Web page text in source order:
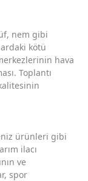
nem gibi
kötü
hava
Toplantı
ürünleri gibi
ilacı
ve
spor